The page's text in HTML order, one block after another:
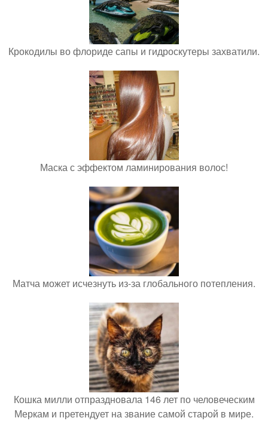
Крокодилы во флориде сапы и гидроскутеры захватили.
Маска с эффектом ламинирования волос!
Матча может исчезнуть из-за глобального потепления.
Кошка милли отпраздновала 146 лет по человеческим
Меркам и претендует на звание самой старой в мире.